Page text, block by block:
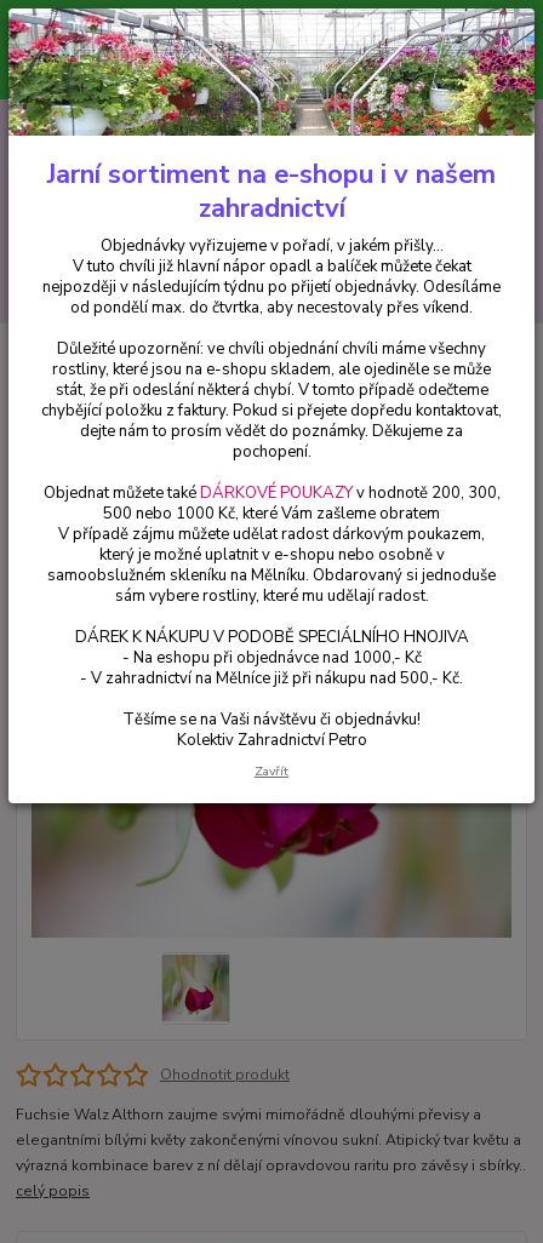
Minimální hodnota pro odeslání z e-shopu je 300 Kč.
V tuto chvíli již hlavní nápor objednávek opadl a balíček můžete čekat
nejpozději v následujícím týdnu po přijetí objednávky. Objednávky
vyřizujeme v pořadí, v jakém přišly...
CZK
Hledat
+420 602 223 614 0ks
za0 Kč
Fuchsie Walz Althorn - 1 ks
Walz Althorn - 1 ks
Ohodnotit produkt
Fuchsie Walz Althorn zaujme svými mimořádně dlouhými převisy a
elegantními bílými květy zakončenými vínovou sukní. Atipický tvar květu a
výrazná kombinace barev z ní dělají opravdovou raritu pro závěsy i sbírky..
celý popis
Jarní sortiment na e-shopu i v našem
zahradnictví
Objednávky vyřizujeme v pořadí, v jakém přišly...
V tuto chvíli již hlavní nápor opadl a balíček můžete čekat
nejpozději v následujícím týdnu po přijetí objednávky. Odesíláme
od pondělí max. do čtvrtka, aby necestovaly přes víkend.
Důležité upozornění: ve chvíli objednání chvíli máme všechny
rostliny, které jsou na e-shopu skladem, ale ojediněle se může
stát, že při odeslání některá chybí. V tomto případě odečteme
chybějící položku z faktury. Pokud si přejete dopředu kontaktovat,
dejte nám to prosím vědět do poznámky. Děkujeme za
pochopení.
Objednat můžete takéDÁRKOVÉ POUKAZYv hodnotě 200, 300,
500 nebo 1000 Kč, které Vám zašleme obratem
V případě zájmu můžete udělat radost dárkovým poukazem,
který je možné uplatnit v e-shopu nebo osobně v
samoobslužném skleníku na Mělníku. Obdarovaný si jednoduše
sám vybere rostliny, které mu udělají radost.
DÁREK K NÁKUPU V PODOBĚ SPECIÁLNÍHO HNOJIVA
- Na eshopu při objednávce nad 1000,- Kč
- V zahradnictví na Mělníce již při nákupu nad 500,- Kč.
Těšíme se na Vaši návštěvu či objednávku!
Kolektiv Zahradnictví Petro
Zavřít